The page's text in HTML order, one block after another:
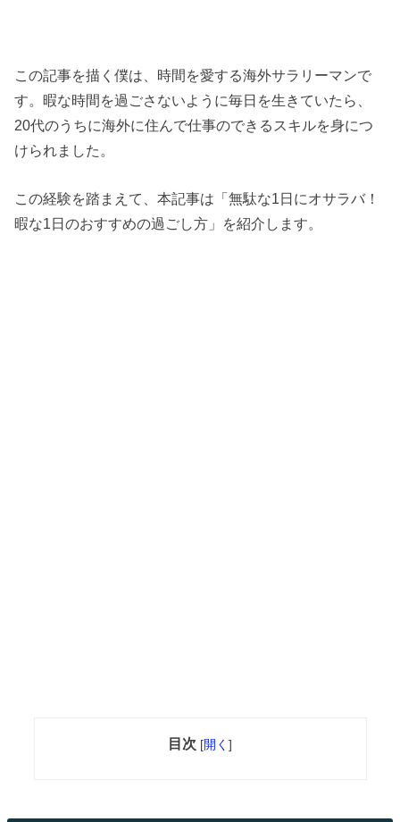
この記事を描く僕は、時間を愛する海外サラリーマンで
す。暇な時間を過ごさないように毎日を生きていたら、
20代のうちに海外に住んで仕事のできるスキルを身につ
けられました。
この経験を踏まえて、本記事は「無駄な1日にオサラバ！
暇な1日のおすすめの過ごし方」を紹介します。
目次 [開く ]